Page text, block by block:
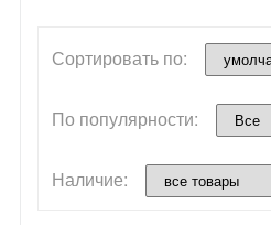
Сортировать по:
По популярности:
Наличие: